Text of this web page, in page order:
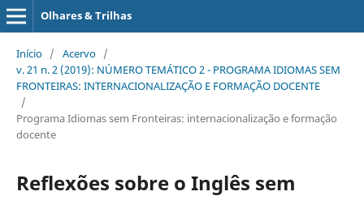
Olhares & Trilhas
Início / Acervo /
v. 21 n. 2 (2019): NÚMERO TEMÁTICO 2 - PROGRAMA IDIOMAS SEM
FRONTEIRAS: INTERNACIONALIZAÇÃO E FORMAÇÃO DOCENTE
/
Programa Idiomas sem Fronteiras: internacionalização e formação
docente
Reflexões sobre o Inglês sem